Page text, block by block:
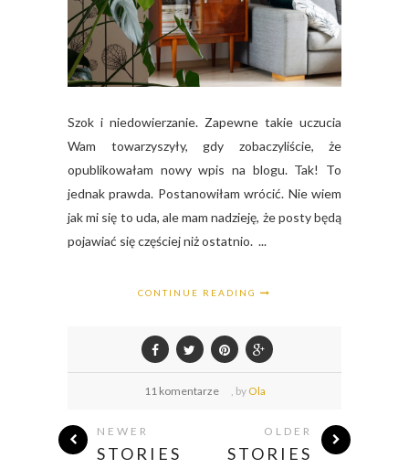
Szok i niedowierzanie. Zapewne takie uczucia
Wam towarzyszyły, gdy zobaczyliście, że
opublikowałam nowy wpis na blogu. Tak! To
jednak prawda. Postanowiłam wrócić. Nie wiem
jak mi się to uda, ale mam nadzieję, że posty będą
pojawiać się częściej niż ostatnio. ...
CONTINUE READING
11 komentarze by Ola
NEWER
STORIES
OLDER
STORIES